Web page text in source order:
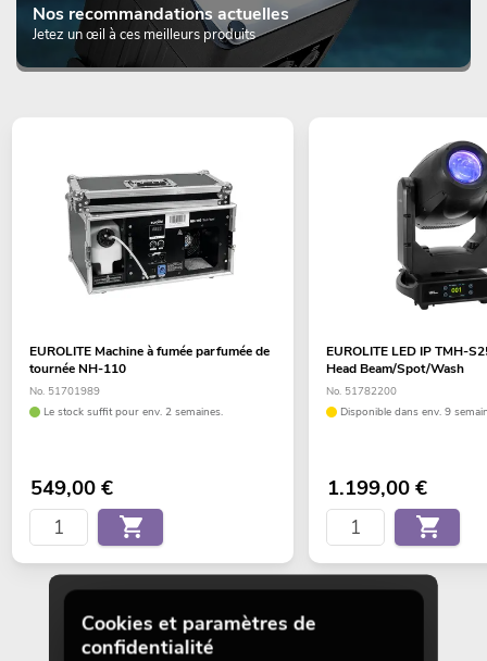
Nos recommandations actuelles
Jetez un œil à ces meilleurs produits
EUROLITE Machine à fumée parfumée de
tournée NH-110
No. 51701989
Le stock suffit pour env. 2 semaines.
549,00€
EUROLITE LED IP TMH-
Head Beam/Spot/Wash
No. 51782200
Disponible dans env. 9
1.199,00€
Cookies et paramètres de
confidentialité